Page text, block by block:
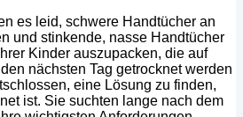
es leid, schwere Handtücher an
und stinkende, nasse Handtücher
Kinder auszupacken, die auf
nächsten Tag getrocknet werden
eine Lösung zu finden,
ist. Sie suchten lange nach dem